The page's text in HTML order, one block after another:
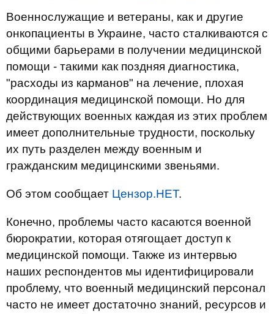
Военнослужащие и ветераны, как и другие
онкопациенты в Украине, часто сталкиваются с
общими барьерами в получении медицинской
помощи - такими как поздняя диагностика,
"расходы из карманов" на лечение, плохая
координация медицинской помощи. Но для
действующих военных каждая из этих проблем
имеет дополнительные трудности, поскольку
их путь разделен между военным и
гражданским медицинскими звеньями.
Об этом сообщает Цензор.НЕТ.
Конечно, проблемы часто касаются военной
бюрократии, которая отягощает доступ к
медицинской помощи. Также из интервью
наших респондентов мы идентифицировали
проблему, что военный медицинский персонал
часто не имеет достаточно знаний, ресурсов и